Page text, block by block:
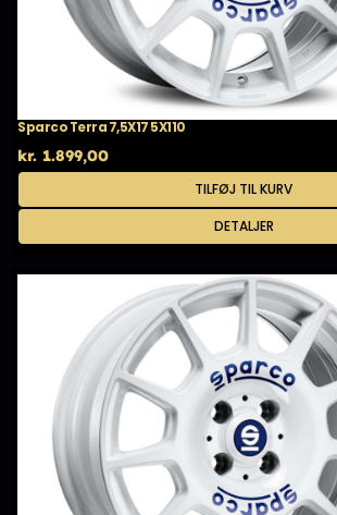
Sparco Terra 7,5X17 5X110
kr. 1.899,00
TILFØJ TIL KURV
DETALJER